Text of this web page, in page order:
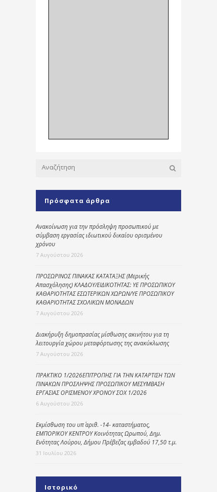
Πρόσφατα άρθρα
Ανακοίνωση για την πρόσληψη προσωπικού με
σύμβαση εργασίας ιδιωτικού δικαίου ορισμένου
χρόνου
7 Αυγούστου 2026
ΠΡΟΣΩΡΙΝΟΣ ΠΙΝΑΚΑΣ ΚΑΤΑΤΑΞΗΣ (Μερικής
Απασχόλησης) ΚΛΑΔΟΥ/ΕΙΔΙΚΟΤΗΤΑΣ: ΥΕ ΠΡΟΣΩΠΙΚΟΥ
ΚΑΘΑΡΙΟΤΗΤΑΣ ΕΣΩΤΕΡΙΚΩΝ ΧΩΡΩΝ/ΥΕ ΠΡΟΣΩΠΙΚΟΥ
ΚΑΘΑΡΙΟΤΗΤΑΣ ΣΧΟΛΙΚΩΝ ΜΟΝΑΔΩΝ
7 Αυγούστου 2026
Διακήρυξη δημοπρασίας μίσθωσης ακινήτου για τη
λειτουργία χώρου μεταφόρτωσης της ανακύκλωσης
7 Αυγούστου 2026
ΠΡΑΚΤΙΚΟ 1/2026ΕΠΙΤΡΟΠΗΣ ΓΙΑ ΤΗΝ ΚΑΤΑΡΤΙΣΗ ΤΩΝ
ΠΙΝΑΚΩΝ ΠΡΟΣΛΗΨΗΣ ΠΡΟΣΩΠΙΚΟΥ ΜΕΣΥΜΒΑΣΗ
ΕΡΓΑΣΙΑΣ ΟΡΙΣΜΕΝΟΥ ΧΡΟΝΟΥ ΣΟΧ 1/2026
6 Αυγούστου 2026
Εκμίσθωση του υπ΄ αριθ. -14- καταστήματος,
ΕΜΠΟΡΙΚΟΥ ΚΕΝΤΡΟΥ Κοινότητας Ωρωπού, Δημ.
Ενότητας Λούρου, Δήμου Πρέβεζας εμβαδού 17,50 τ.μ.
31 Ιουλίου 2026
Ιστορικό